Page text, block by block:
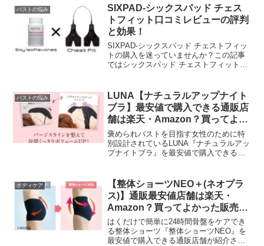
た今すぐ使える300円OFFクーポンをゲッ
トできる方法も教えてくれるので購入前
には必ずチェックしたい情報ですね！
バストの悩み
SIXPAD-シックスパッド チェス
トフィット口コミレビューの評判
と効果！
SIXPAD-シックスパッド チェストフィッ
トの購入を迷っていませんか？この記事
ではシックスパッド チェストフィットの
ています。購入前にチェックすれば失敗
を回避できるので参考にしてみてくださ
い。
バストの悩み
LUNA【ナチュラルアップナイト
ブラ】最安値で購入できる通販店
舗は楽天・Amazon？買ってよか
った販売店はここ！
褒められバストを目指す女性のために特
別設計されているLUNA『ナチュラルアッ
プナイトブラ』を最安値で購入できる通
1500～2000円ほど安い価格で買えるので
この買い方を利用しないともったいない
ですね。ほとんどの方が買ってよかった
と感じている販売店なのでお見逃しな
く！
ボディケア
【整体ショーツNEO＋(ネオプラ
ス)】通販最安値店舗は楽天・
Amazon？買ってよかった販売店
はここ！
はくだけで簡単に24時間骨盤をケアでき
る整体ショーツ『整体ショーツNEO』を
最安値で購入できる通販店舗が紹介され